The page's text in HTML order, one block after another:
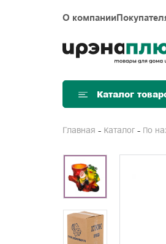
О компании
Каталог
Главная Каталог По